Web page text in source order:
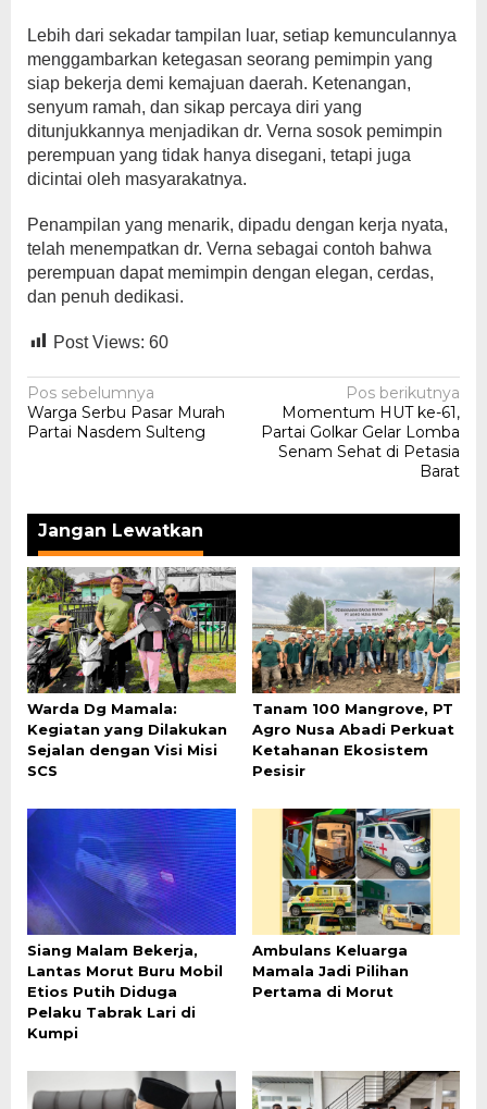
Lebih dari sekadar tampilan luar, setiap kemunculannya
menggambarkan ketegasan seorang pemimpin yang
siap bekerja demi kemajuan daerah. Ketenangan,
senyum ramah, dan sikap percaya diri yang
ditunjukkannya menjadikan dr. Verna sosok pemimpin
perempuan yang tidak hanya disegani, tetapi juga
dicintai oleh masyarakatnya.
Penampilan yang menarik, dipadu dengan kerja nyata,
telah menempatkan dr. Verna sebagai contoh bahwa
perempuan dapat memimpin dengan elegan, cerdas,
dan penuh dedikasi.
Post Views: 60
Navigasi
pos
Pos sebelumnya
Warga Serbu Pasar Murah
Partai Nasdem Sulteng
Pos berikutnya
Momentum HUT ke-61,
Partai Golkar Gelar Lomba
Senam Sehat di Petasia
Barat
Jangan Lewatkan
Warda Dg Mamala:
Kegiatan yang Dilakukan
Sejalan dengan Visi Misi
SCS
Tanam 100 Mangrove, PT
Agro Nusa Abadi Perkuat
Ketahanan Ekosistem
Pesisir
Siang Malam Bekerja,
Lantas Morut Buru Mobil
Etios Putih Diduga
Pelaku Tabrak Lari di
Kumpi
Ambulans Keluarga
Mamala Jadi Pilihan
Pertama di Morut